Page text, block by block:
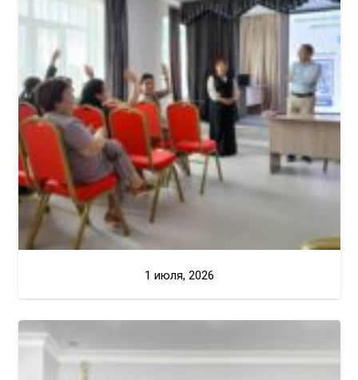
1 июля, 2026